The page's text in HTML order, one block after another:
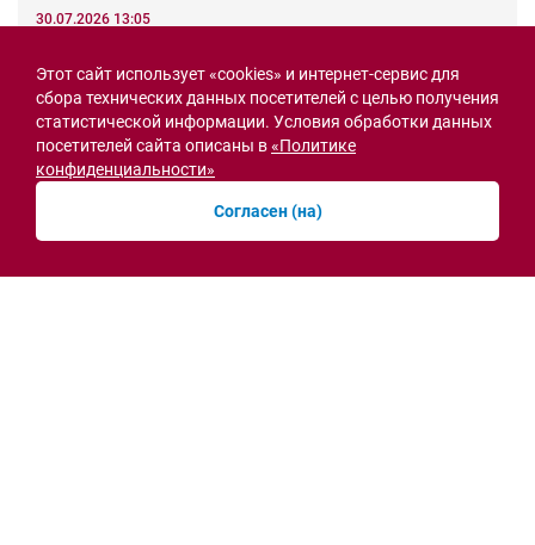
30.07.2026 13:05
Острая ситуация
Этот сайт использует «cookies» и интернет-сервис для
сбора технических данных посетителей с целью получения
статистической информации. Условия обработки данных
посетителей сайта описаны в«Политике
конфиденциальности»
Согласен (на)